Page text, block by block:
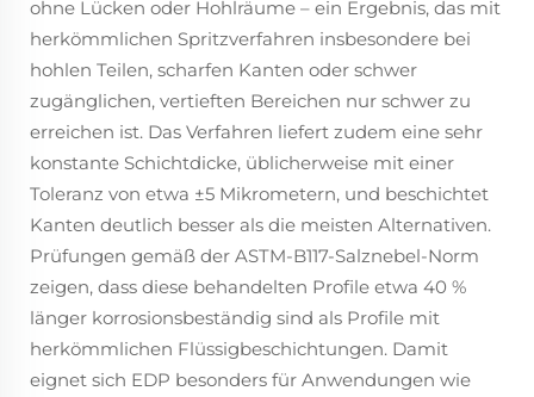
ohne Lücken oder Hohlräume – ein Ergebnis, das mit
herkömmlichen Spritzverfahren insbesondere bei
hohlen Teilen, scharfen Kanten oder schwer
zugänglichen, vertieften Bereichen nur schwer zu
erreichen ist. Das Verfahren liefert zudem eine sehr
konstante Schichtdicke, üblicherweise mit einer
Toleranz von etwa ±5 Mikrometern, und beschichtet
Kanten deutlich besser als die meisten Alternativen.
Prüfungen gemäß der ASTM-B117-Salznebel-Norm
zeigen, dass diese behandelten Profile etwa 40 %
länger korrosionsbeständig sind als Profile mit
herkömmlichen Flüssigbeschichtungen. Damit
eignet sich EDP besonders für Anwendungen wie